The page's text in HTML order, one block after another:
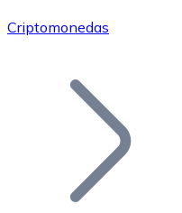
Únete a nuestra red
Añade tu proyecto a
Criptomonedas